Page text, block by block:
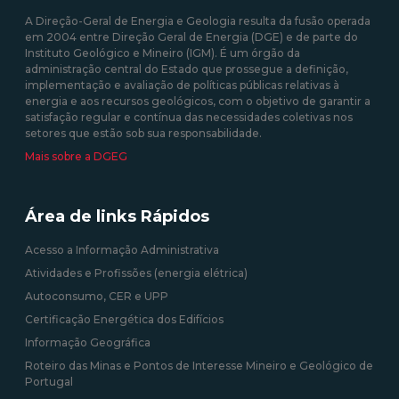
A Direção-Geral de Energia e Geologia resulta da fusão operada
em 2004 entre Direção Geral de Energia (DGE) e de parte do
Instituto Geológico e Mineiro (IGM). É um órgão da
administração central do Estado que prossegue a definição,
implementação e avaliação de políticas públicas relativas à
energia e aos recursos geológicos, com o objetivo de garantir a
satisfação regular e contínua das necessidades coletivas nos
setores que estão sob sua responsabilidade.
Mais sobre a DGEG
Área de links Rápidos
Acesso a Informação Administrativa
Atividades e Profissões (energia elétrica)
Autoconsumo, CER e UPP
Certificação Energética dos Edifícios
Informação Geográfica
Roteiro das Minas e Pontos de Interesse Mineiro e Geológico de
Portugal